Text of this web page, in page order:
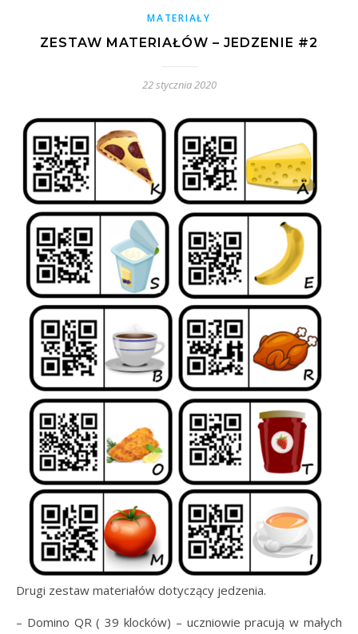
MATERIAŁY
ZESTAW MATERIAŁÓW – JEDZENIE #2
22 stycznia 2020
Drugi zestaw materiałów dotyczący jedzenia.
– Domino QR ( 39 klocków) – uczniowie pracują w małych